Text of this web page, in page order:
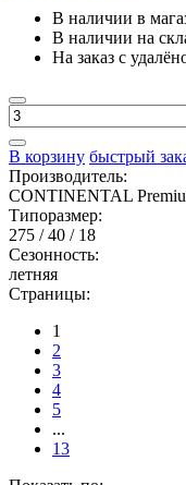
В наличии в
В наличии на
На заказ с
В корзину быстрый
Производитель:
CONTINENTAL
Типоразмер:
275 / 40 / 18
Сезонность:
летняя
Страницы:
1
2
3
4
5
...
13